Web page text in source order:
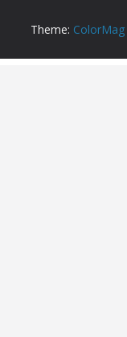
Theme: ColorMag